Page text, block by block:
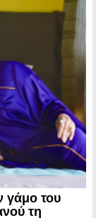
γάμο του
τη